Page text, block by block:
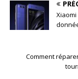
Comment